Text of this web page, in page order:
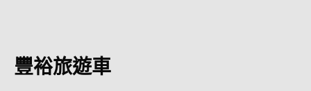
豐裕旅遊車